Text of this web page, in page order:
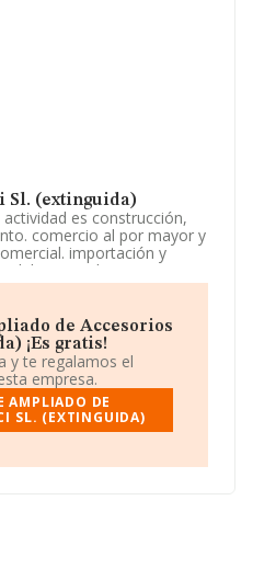
Sl. (extinguida)
es construcción,
comercio al por mayor y
importación y
industrias
etc. La empresa
a 4619 con código
de productos diversos'. La
en mercados exteriores.
de empleados y
disponible en
número de empleados
de Accesorios
¡Es gratis!
y te regalamos el
empresa.
AMPLIADO DE
SL. (EXTINGUIDA)